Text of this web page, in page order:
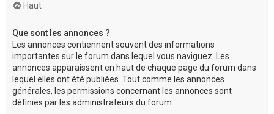
Haut
Que sont les annonces ?
Les annonces contiennent souvent des informations
importantes sur le forum dans lequel vous naviguez. Les
annonces apparaissent en haut de chaque page du forum dans
lequel elles ont été publiées. Tout comme les annonces
générales, les permissions concernant les annonces sont
définies par les administrateurs du forum.